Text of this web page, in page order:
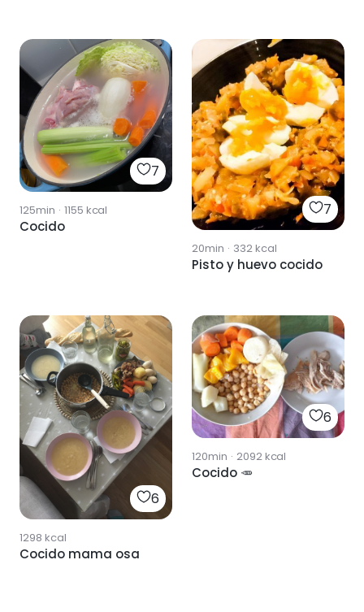
7
125min · 1155 kcal
Cocido
7
20min · 332kcal
Pisto y huevo cocido
6
1298 kcal
Cocido mama osa
6
120min · 2092kcal
Cocido 🥕